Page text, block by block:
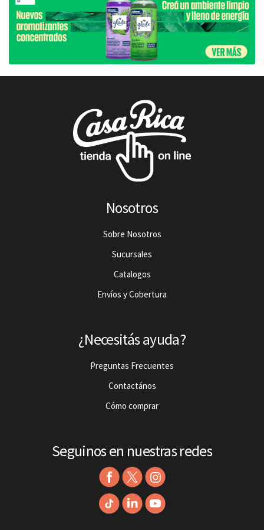
Nosotros
Sobre Nosotros
Sucursales
Catalogos
Envíos y Cobertura
¿Necesitás ayuda?
Preguntas Frecuentes
Contactános
Cómo comprar
Seguinos en nuestras redes